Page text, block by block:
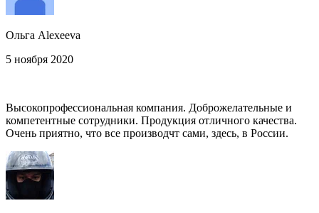
Ольга Alexeeva
5 ноября 2020
Высокопрофессиональная компания. Доброжелательные и
компетентные сотрудники. Продукция отличного качества.
Очень приятно, что все производчт сами, здесь, в России.